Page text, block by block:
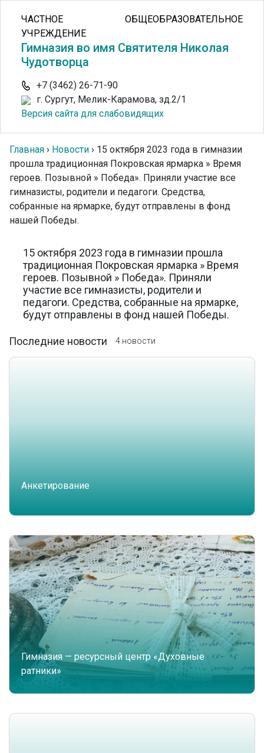
ЧАСТНОЕ ОБЩЕОБРАЗОВАТЕЛЬНОЕ
УЧРЕЖДЕНИЕ
Гимназия во имя Святителя Николая
Чудотворца
+7 (3462) 26-71-90
г. Сургут, Мелик-Карамова, зд.2/1
Версия сайта для слабовидящих
Главная › Новости › 15 октября 2023 года в гимназии
прошла традиционная Покровская ярмарка » Время
героев. Позывной » Победа». Приняли участие все
гимназисты, родители и педагоги. Средства,
собранные на ярмарке, будут отправлены в фонд
нашей Победы.
15 октября 2023 года в гимназии прошла
традиционная Покровская ярмарка » Время
героев. Позывной » Победа». Приняли
участие все гимназисты, родители и
педагоги. Средства, собранные на ярмарке,
будут отправлены в фонд нашей Победы.
Последние новости 4 новости
Анкетирование
Гимназия — ресурсный центр «Духовные
ратники»